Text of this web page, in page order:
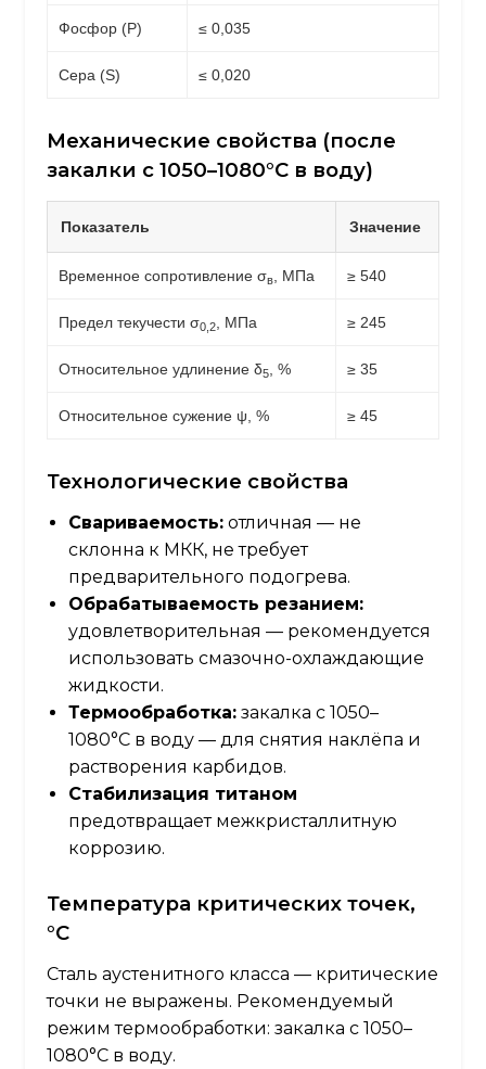
Фосфор (P) ≤ 0,035
Сера (S) ≤ 0,020
Механические свойства (после
закалки с 1050–1080°C в воду)
Показатель Значение
Временное сопротивление σв , МПа ≥ 540
Предел текучести σ0,2 , МПа ≥ 245
Относительное удлинение δ5 , % ≥ 35
Относительное сужение ψ, % ≥ 45
Технологические свойства
Свариваемость: отличная — не
склонна к МКК, не требует
предварительного подогрева.
Обрабатываемость резанием:
удовлетворительная — рекомендуется
использовать смазочно-охлаждающие
жидкости.
Термообработка: закалка с 1050–
1080°C в воду — для снятия наклёпа и
растворения карбидов.
Стабилизация титаном
предотвращает межкристаллитную
коррозию.
Температура критических точек,
°C
Сталь аустенитного класса — критические
точки не выражены. Рекомендуемый
режим термообработки: закалка с 1050–
1080°C в воду.